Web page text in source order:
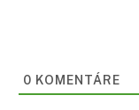
0 KOMENTÁRE